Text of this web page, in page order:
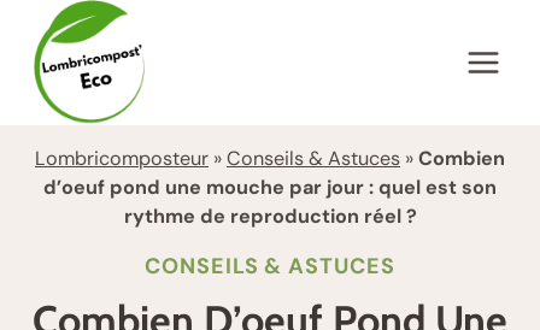
contenu
Lombricomposteur »Conseils & Astuces »Combien
d’oeuf pond une mouche par jour : quel est son
rythme de reproduction réel ?
CONSEILS & ASTUCES